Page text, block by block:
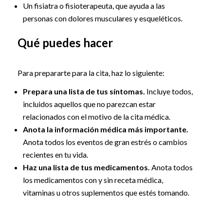
Un fisiatra o fisioterapeuta, que ayuda a las
personas con dolores musculares y esqueléticos.
Qué puedes hacer
Para prepararte para la cita, haz lo siguiente:
Prepara una lista de tus síntomas. Incluye todos,
incluidos aquellos que no parezcan estar
relacionados con el motivo de la cita médica.
Anota la información médica más importante.
Anota todos los eventos de gran estrés o cambios
recientes en tu vida.
Haz una lista de tus medicamentos. Anota todos
los medicamentos con y sin receta médica,
vitaminas u otros suplementos que estés tomando.